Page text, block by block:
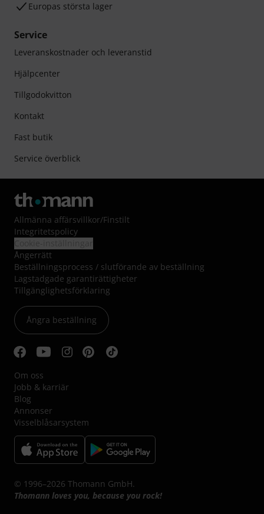
Europas största lager
Service
Leveranskostnader och leveranstid
Hjälpcenter
Tillgodokvitton
Kontakt
Fast butik
Service överblick
Allmänna affärsvillkor/Finstilt
Integritetspolicy
Ångerrätt
Beställningsprocess / slutförande av beställning
Lagstadgade garantirättigheter
Tillgänglighetsförklaring
Ångra beställning
Om oss
Jobb & karriär
Blog
Annonser
Visselblåsarsystem
© 1996–2026 Thomann GmbH.
Thomann loves you, because you rock!